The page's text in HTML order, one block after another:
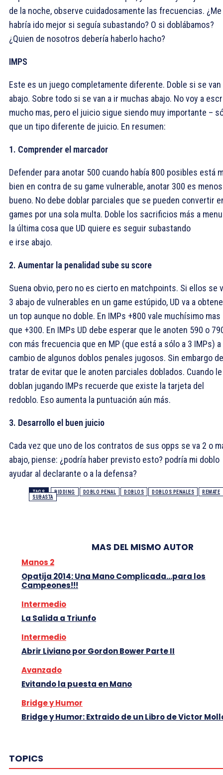
de la noche, observe cuidadosamente las frecuencias. ¿Me
habría ido mejor si seguía subastando? O si doblábamos?
¿Quien de nosotros debería haberlo hacho?
IMPS
Este es un juego completamente diferente. Doble si se van
abajo. Sobre todo si se van a ir muchas abajo. No voy a
mucho mas, pero el juicio sigue siendo muy importante –
que un tipo diferente de juicio. En resumen:
1. Comprender el marcador
Defender para anotar 500 cuando había 800 posibles está
bien en contra de su game vulnerable, anotar 300 es menos
bueno. No debe doblar parciales que se pueden convertir
games por una sola multa. Doble los sacrificios más a
la última cosa que UD quiere es seguir subastando
e irse abajo.
2. Aumentar la penalidad sube su score
Suena obvio, pero no es cierto en matchpoints. Si ellos se
3 abajo de vulnerables en un game estúpido, UD va a
un top aunque no doble. En IMPs +800 vale muchísimo mas
que +300. En IMPs UD debe esperar que le anoten 590 o
con más frecuencia que en MP (que está a sólo a 3 IMPs) a
cambio de algunos doblos penales jugosos. Sin embargo
tratar de evitar que le anoten parciales doblados. Cuando le
doblan jugando IMPs recuerde que existe la tarjeta del
redoblo. Eso aumenta la puntuación aún más.
3. Desarrollo el buen juicio
Cada vez que uno de los contratos de sus opps se va 2 o
abajo, piense: ¿podría haber previsto esto? podría mi doblo
ayudar al declarante o a la defensa?
TAGS BIDDING DOBLO PENAL DOBLOS DOBLOS PENALES
REMATE
SUBASTA
MAS DEL MISMO AUTOR
Manos 2
Opatija 2014: Una Mano Complicada…para los
Campeones!!!
Intermedio
La Salida a Triunfo
Intermedio
Abrir Liviano por Gordon Bower Parte II
Avanzado
Evitando la puesta en Mano
Bridge y Humor
Bridge y Humor: Extraido de un Libro de Victor
TOPICS